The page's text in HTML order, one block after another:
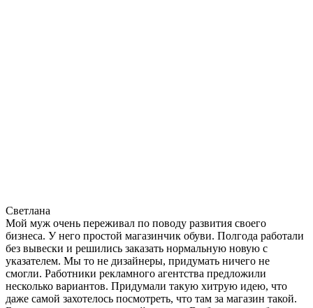
Светлана
Мой муж очень переживал по поводу развития своего
бизнеса. У него простой магазинчик обуви. Полгода работали
без вывески и решились заказать нормальную новую с
указателем. Мы то не дизайнеры, придумать ничего не
смогли. Работники рекламного агентства предложили
несколько вариантов. Придумали такую хитрую идею, что
даже самой захотелось посмотреть, что там за магазин такой.